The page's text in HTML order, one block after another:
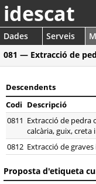
idescat
Dades Serveis
081 — Extracció de
Descendents
Codi Descripció
0811 Extracció de pedra
calcària, guix, creta
0812 Extracció de
Proposta d'etiqueta